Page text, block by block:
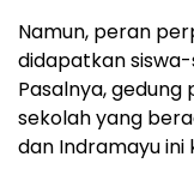
Namun, peran
didapatkan siswa-
Pasalnya,
sekolah yang
dan Indramayu ini